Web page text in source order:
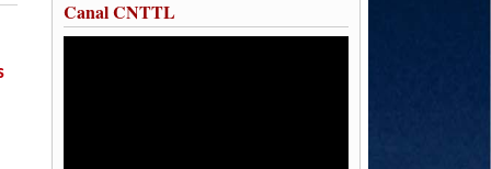
Canal CNTTL